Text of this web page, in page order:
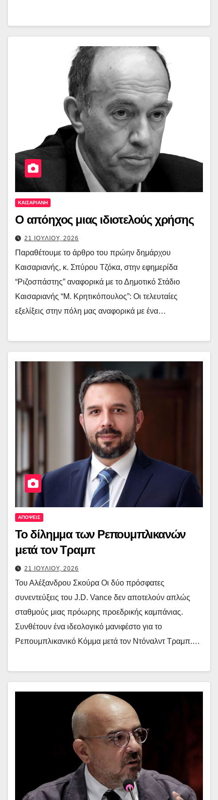
ΚΑΙΣΑΡΙΑΝΗ
Ο απόηχος μιας ιδιοτελούς χρήσης
21 ΙΟΥΛΙΟΥ, 2026
Παραθέτουμε το άρθρο του πρώην δημάρχου
Καισαριανής, κ. Σπύρου Τζόκα, στην εφημερίδα
“Ριζοσπάστης” αναφορικά με το Δημοτικό Στάδιο
Καισαριανής “Μ. Κρητικόπουλος”: Οι τελευταίες
εξελίξεις στην πόλη μας αναφορικά με ένα…
ΑΠΟΨΕΙΣ
Το δίλημμα των Ρεπουμπλικανών
μετά τον Τραμπ
21 ΙΟΥΛΙΟΥ, 2026
Του Αλέξανδρου Σκούρα Οι δύο πρόσφατες
συνεντεύξεις του J.D. Vance δεν αποτελούν απλώς
σταθμούς μιας πρόωρης προεδρικής καμπάνιας.
Συνθέτουν ένα ιδεολογικό μανιφέστο για το
Ρεπουμπλικανικό Κόμμα μετά τον Ντόναλντ Τραμπ.…